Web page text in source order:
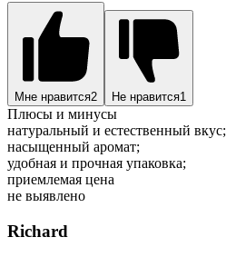
Мне нравится2 Не нравится1
Плюсы и минусы
натуральный и естественный вкус;
насыщенный аромат;
удобная и прочная упаковка;
приемлемая цена
не выявлено
Richard